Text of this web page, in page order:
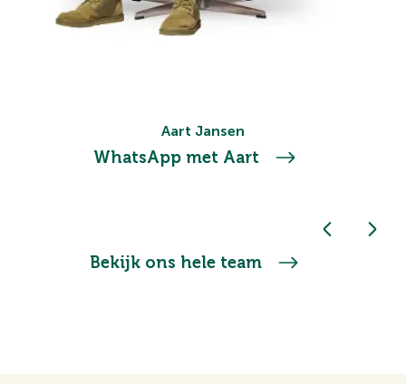
Aart Jansen
WhatsApp met Aart
Bekijk ons hele team